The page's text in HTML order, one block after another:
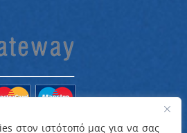
στον ιστότοπό μας για να σας